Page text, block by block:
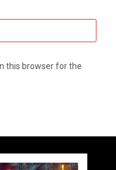
this browser for the